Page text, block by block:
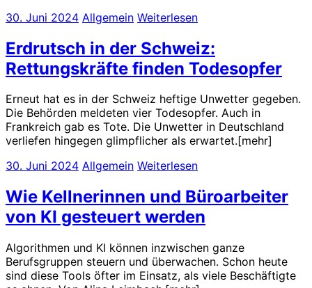
30. Juni 2024 Allgemein Weiterlesen
Erdrutsch in der Schweiz:
Rettungskräfte finden Todesopfer
Erneut hat es in der Schweiz heftige Unwetter gegeben.
Die Behörden meldeten vier Todesopfer. Auch in
Frankreich gab es Tote. Die Unwetter in Deutschland
verliefen hingegen glimpflicher als erwartet.[mehr]
30. Juni 2024 Allgemein Weiterlesen
Wie Kellnerinnen und Büroarbeiter
von KI gesteuert werden
Algorithmen und KI können inzwischen ganze
Berufsgruppen steuern und überwachen. Schon heute
sind diese Tools öfter im Einsatz, als viele Beschäftigte